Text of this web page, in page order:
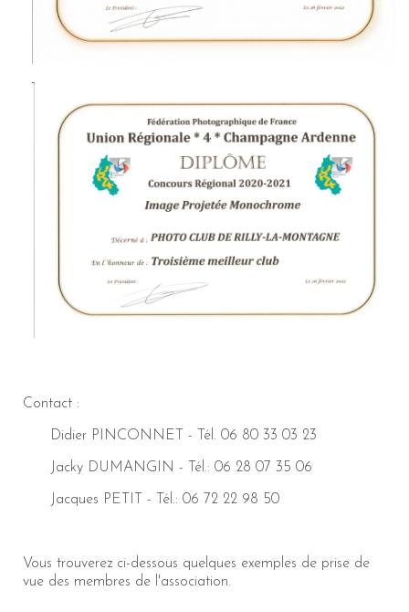
Contact :
Didier PINCONNET - Tél. 06 80 33 03 23
Jacky DUMANGIN - Tél.: 06 28 07 35 06
Jacques PETIT - Tél.: 06 72 22 98 50
Vous trouverez ci-dessous quelques exemples de prise de
vue des membres de l'association.